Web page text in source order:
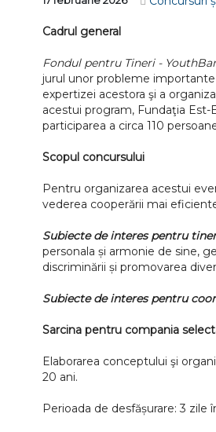
Cadrul general
Fondul pentru Tineri -
jurul unor probleme
expertizei acestora şi a
acestui program, Fundaţia Est-
participarea a circa 110
Scopul concursului
Pentru organizarea acestui
vederea cooperării mai
Subiecte de interes pentru
personala și armonie de sine,
discriminării și promovarea
Subiecte de interes pentru
Sarcina pentru compania
Elaborarea conceptului şi
20 ani.
Perioada de desfășurare: 3